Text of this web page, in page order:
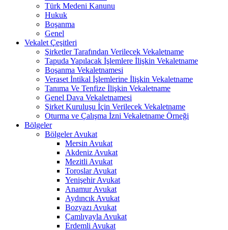
Türk Medeni Kanunu
Hukuk
Boşanma
Genel
Vekalet Çeşitleri
Şirketler Tarafından Verilecek Vekaletname
Tapuda Yapılacak İşlemlere İlişkin Vekaletname
Boşanma Vekaletnamesi
Veraset İntikal İşlemlerine İlişkin Vekaletname
Tanıma Ve Tenfize İlişkin Vekaletname
Genel Dava Vekaletnamesi
Şirket Kuruluşu İçin Verilecek Vekaletname
Oturma ve Çalışma İzni Vekaletname Örneği
Bölgeler
Bölgeler Avukat
Mersin Avukat
Akdeniz Avukat
Mezitli Avukat
Toroslar Avukat
Yenişehir Avukat
Anamur Avukat
Aydıncık Avukat
Bozyazı Avukat
Çamlıyayla Avukat
Erdemli Avukat